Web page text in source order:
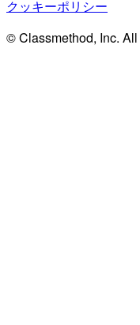
クッキーポリシー
© Classmethod, Inc.